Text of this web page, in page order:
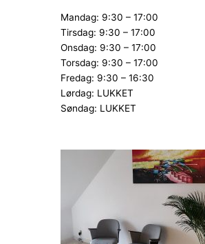
Mandag: 9:30 – 17:00
Tirsdag: 9:30 – 17:00
Onsdag: 9:30 – 17:00
Torsdag: 9:30 – 17:00
Fredag: 9:30 – 16:30
Lørdag: LUKKET
Søndag: LUKKET